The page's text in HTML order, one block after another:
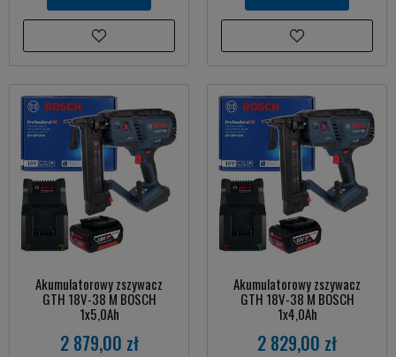
Akumulatorowy zszywacz
GTH 18V-38 M BOSCH
1x5,0Ah
2 879,00 zł
Akumulatorowy zszywacz
GTH 18V-38 M BOSCH
1x4,0Ah
2 829,00 zł